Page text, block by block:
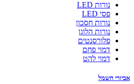
נורות LED
פסי LED
נורות חסכון
נורות הלוגן
פלורסנטים
דמוי פחם
דמוי להט
אביזרי חשמל